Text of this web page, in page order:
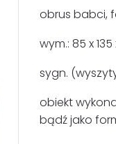
obrus babci,
wym.: 85 x
sygn.
obiekt
bądź jako